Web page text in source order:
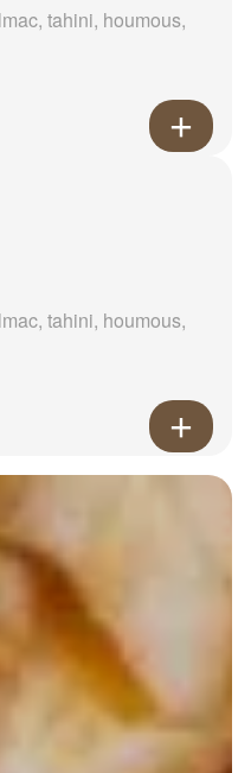
tahini, houmous,
tahini, houmous,